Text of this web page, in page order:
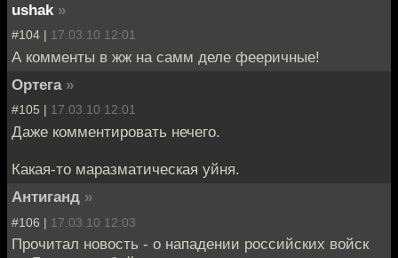
ushak »
#104 | 17.03.10 12:01
А комменты в жж на самм деле фееричные!
Ортега »
#105 | 17.03.10 12:01
Даже комментировать нечего.
Какая-то маразматическая уйня.
Антиганд »
#106 | 17.03.10 12:03
Прочитал новость - о нападении российских войск